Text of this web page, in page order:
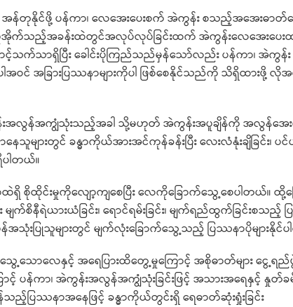
တုနိုင်ဖို့ ပန်ကာ၊ လေအေးပေးစက် အဲကွန်း စသည့်အအေးဓာတ်ပ
ပူအိုက်သည့်အခန်းထဲတွင်အလုပ်လုပ်ခြင်းထက် အဲကွန်းလေအေးပေး
ာရှိပြီး ခေါင်းပိုကြည်သည်မှန်သော်လည်း ပန်ကာ၊ အဲကွန်း
င် အခြားပြဿနာများကိုပါ ဖြစ်စေနိုင်သည်ကို သိရှိထားဖို့ လို
ကွန်းအလွန်အကျွံသုံးသည့်အခါ သို့မဟုတ် အဲကွန်းအပူချိန်ကို အလွန်အေ
သူများတွင် ခန္ဓာကိုယ်အားအင်ကုန်ခန်းပြီး လေးလံနုံးချိခြင်း၊ ပင်
ါတယ်။
စိုထိုင်းမှုကိုလျော့ကျစေပြီး လေကိုခြောက်သွေ့စေပါတယ်။ ထို့က
က်စိနီရဲယားယံခြင်း၊ ရောင်ရမ်းခြင်း၊ မျက်ရည်ထွက်ခြင်းစသည့်
အသုံးပြုသူများတွင် မျက်လုံးခြောက်သွေ့သည့် ပြဿနာပိုများနိုင်
ေ့သောလေနှင့် အရေပြားထိတွေ့မှုကြောင့် အစိုဓာတ်များ ငွေ့ရည်
န်ကာ၊ အဲကွန်းအလွန်အကျွံသုံးခြင်းဖြင့် အသားအရေနှင့် နှုတ်ခမ်း
သည့်ပြဿနာအနေဖြင့် ခန္ဓာကိုယ်တွင်းရှိ ရေဓာတ်ဆုံးရှုံးခြင်း